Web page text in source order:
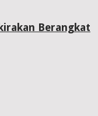
Berangkat